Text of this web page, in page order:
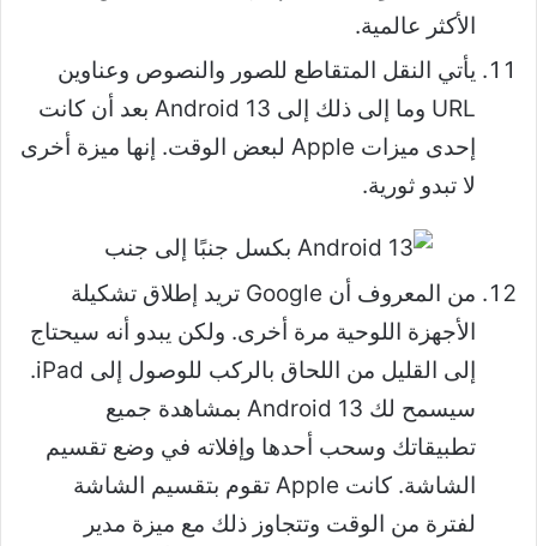
الأكثر عالمية.
يأتي النقل المتقاطع للصور والنصوص وعناوين
URL وما إلى ذلك إلى Android 13 بعد أن كانت
إحدى ميزات Apple لبعض الوقت. إنها ميزة أخرى
لا تبدو ثورية.
من المعروف أن Google تريد إطلاق تشكيلة
الأجهزة اللوحية مرة أخرى. ولكن يبدو أنه سيحتاج
إلى القليل من اللحاق بالركب للوصول إلى iPad.
سيسمح لك Android 13 بمشاهدة جميع
تطبيقاتك وسحب أحدها وإفلاته في وضع تقسيم
الشاشة. كانت Apple تقوم بتقسيم الشاشة
لفترة من الوقت وتتجاوز ذلك مع ميزة مدير